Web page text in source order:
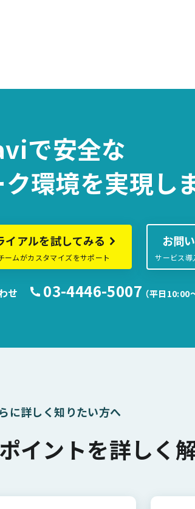
で安全な
環境を実現し
アルを試してみる
ームがカスタマイズをサポート
お問
サービス導
せ 03-4446-5007 （平日10:00
に詳しく知りたい方へ
イントを詳しく